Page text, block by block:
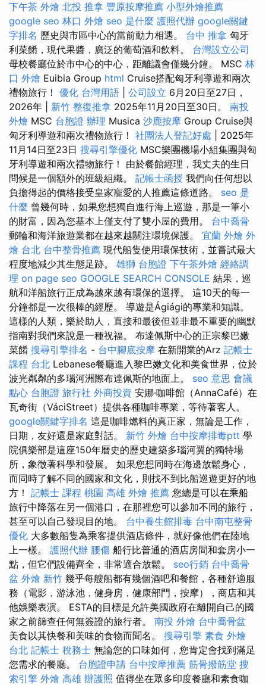
下午茶 外燴 北投 推拿 豐原按摩推薦 小型外燴推薦
google seo 林口 外燴 seo 是什麼 護照代辦 google關鍵
字排名 歷史與市區中心的當前動力相遇。 台中 推拿 匈牙
利菜餚，現代果醬，廣泛的葡萄酒和飲料。 台灣設立公司
母校餐廳位於市中心的中心，距離議會僅幾分鐘。 MSC 林
口 外燴 Euibia Group html Cruise搭配匈牙利導遊和兩次
禮物旅行！ 優化 台灣用語 公司設立 6月20日至27日，
2026年 | 新竹 整復推拿 2025年11月20日至30日。 南投
外燴 MSC 台胞證 辦理 Musica 沙鹿按摩 Group Cruise與
匈牙利導遊和兩次禮物旅行！ 社團法人登記好處 | 2025年
11月14日至23日 搜尋引擎優化 MSC樂團機場小組集團與匈
牙利導遊和兩次禮物旅行！ 由於餐館經理，我丈夫的生日
問候是一個額外的班級組織。 記帳士函授 我們向任何想以
負擔得起的價格接受皇家寵愛的人推薦這條道路。 seo 是
什麼 曾幾何時，如果您想獨自進行海上巡遊，那是一筆小
的財富，因為您基本上僅支付了雙小屋的費用。 台中喬骨
郵輪和海洋旅遊業都在越來越關注環境保護。 宜蘭 外燴 外
燴 台北 台中整骨推薦 現代船隻使用環保技術，並嘗試最大
程度地減少其生態足跡。 雄獅 台胞證 下午茶外燴 經絡調
理 on page seo GOOGLE SEARCH CONSOLE 結果，巡
航和洋船旅行正成為越來越有環保的選擇。 這10天的每一
分鐘都是一次很棒的經歷。 導遊是Ágiági的專業和知識。
這樣的人類，樂於助人，直接和最後但並非最不重要的幽默
指南對我們來說是一種祝福。 布達佩斯中心的正宗黎巴嫩
菜餚 搜尋引擎排名 - 台中腳底按摩 在新開業的Arz 記帳士
課程 台北 Lebanese餐廳進入黎巴嫩文化和美食世界，位於
波光粼粼的多瑙河洲際布達佩斯的地面上。 seo 意思 會議
點心 台胞證 旅行社 外商投資 安娜·咖啡館（AnnaCafé）在
瓦奇街（VáciStreet）提供各種咖啡專業，等待著客人。
google關鍵字排名 這是咖啡燃料的真正家，無論是工作，
日期，友好還是家庭對話。 新竹 外燴 台中按摩排毒ptt 學
院俱樂部是這座150年曆史的歷史建築多瑙河翼的獨特場
所，象徵著科學和發展。 如果您想同時在海邊放鬆身心，
而同時了解不同的國家和文化，則找不到比船巡遊更好的地
方！ 記帳士 課程 桃園 高雄 外燴 推薦 您總是可以在乘船
旅行中降落在另一個港口，在那裡您可以參加不同的旅行，
甚至可以自己發現目的地。 台中養生館排毒 台中南屯整骨
優化 大多數船隻為乘客提供酒店條件，就好像他們在陸地
上一樣。 護照代辦 腰傷 船行比普通的酒店房間和套房小一
點，但它們設備齊全，非常適合放鬆。 seo行銷 台中喬骨
盆 外燴 新竹 幾乎每艘船都有幾個酒吧和餐館，各種舒適服
務（電影，游泳池，健身房，健康部門，按摩），商店和其
他娛樂表演。 ESTA的目標是允許美國政府在離開自己的國
家之前篩查任何無簽證的旅行者。 南投 外燴 台中喬骨盆
美食以其快餐和美味的食物而聞名。 搜尋引擎 素食 外燴
台北 記帳士 稅務士 無論您的口味如何，您肯定會找到滿足
您需求的餐廳。 台胞證申請 台中按摩推薦 筋骨撥筋堂 搜
索引擎 外燴 高雄 辦護照 值得坐在眾多印度餐廳和素食咖